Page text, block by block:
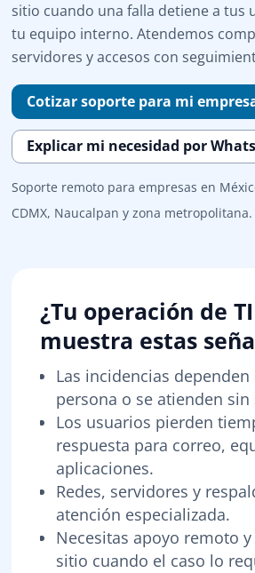
sitio cuando una falla detiene a tus
tu equipo interno. Atendemos
servidores y accesos con
Cotizar soporte para mi
Explicar mi necesidad por
Soporte remoto para empresas en
CDMX, Naucalpan y zona metropolitana.
¿Tu operación de
muestra estas
Las incidencias
persona o se atienden
Los usuarios pierden
respuesta para correo,
aplicaciones.
Redes, servidores y
atención especializada.
Necesitas apoyo remoto
sitio cuando el caso lo